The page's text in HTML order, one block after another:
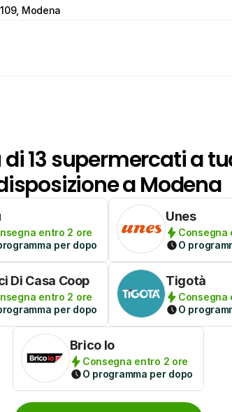
Modena
di 13 supermercati a
a Modena
entro 2 ore
per dopo
Unes
Consegna
O
Di Casa Coop
entro 2 ore
per dopo
Tigotà
Consegna
O
Brico Io
Consegna entro 2 ore
O programma per dopo